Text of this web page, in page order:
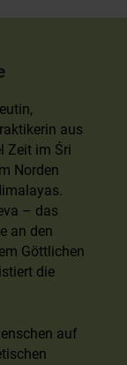
aus
Zeit im Śri
Norden
– das
an den
Göttlichen
die
auf